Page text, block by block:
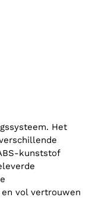
Het
kunststof
vol vertrouwen